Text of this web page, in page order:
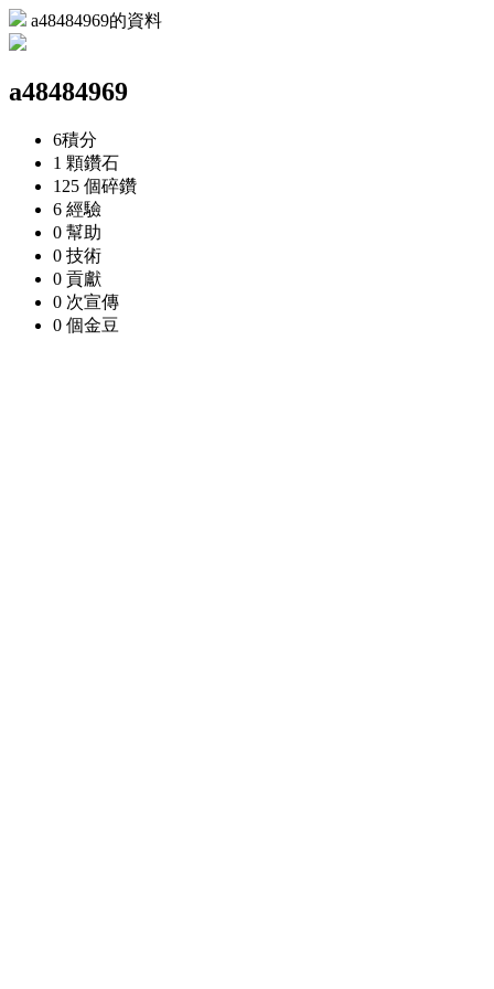
a48484969的資料
a48484969
6積分
1 顆鑽石
125 個碎鑽
6 經驗
0 幫助
0 技術
0 貢獻
0 次宣傳
0 個金豆